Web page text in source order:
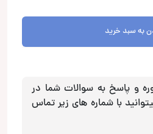
عدد
به سبد خرید
و پاسخ به سوالات شما در
با شماره های زیر تماس